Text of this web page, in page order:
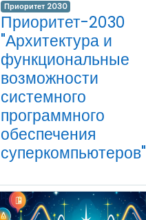
Приоритет 2030
Приоритет-2030
"Архитектура и
функциональные
возможности
системного
программного
обеспечения
суперкомпьютеров"